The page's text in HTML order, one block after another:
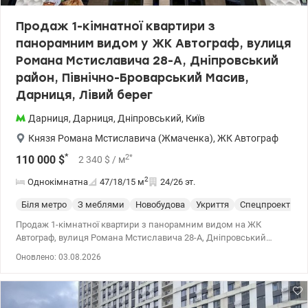
Продаж 1-кімнатної квартири з
панорамним видом у ЖК Автограф, вулиця
Романа Мстиславича 28-А, Дніпровський
район, Північно-Броварський Масив,
Дарниця, Лівий берег
Дарниця, Дарниця, Дніпровський, Київ
Князя Романа Мстиславича (Жмаченка), ЖК Автограф
110 000 $* 2 340 $ / м2*
Однокімнатна 47/18/15 м2 24/26 эт.
Біля метро З меблями Новобудова Укриття Спецпроект
Продаж 1-кімнатної квартири з панорамним видом на ЖК
Автограф, вулиця Романа Мстиславича 28-А, Дніпровський
Розглядаємо безготівковий розрахунок. Загальна площа – 47 м²,
поверсі 26-ти поверхового монолітно-каркасного будинку з
керамічної цегли. Сучасний ЖК комфорт-класу 2016-2020 років. з
Оновлено: 03.08.2026